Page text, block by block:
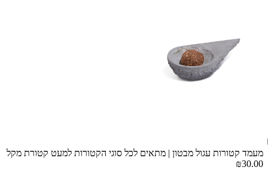
מעמד קטורות עגול מבטון | מתאים לכל סוגי הקטורות למעט קטורת מקל
₪30.00